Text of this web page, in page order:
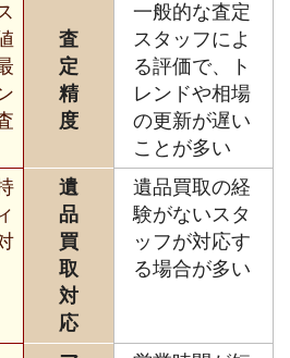
査
定
精
度
一般的な査定
スタッフによ
る評価で、ト
レンドや相場
の更新が遅い
ことが多い
遺
品
買
取
対
応
遺品買取の経
験がないスタ
ッフが対応す
る場合が多い